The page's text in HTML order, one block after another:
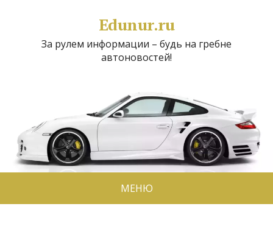
Edunur.ru
За рулем информации – будь на гребне
автоновостей!
МЕНЮ